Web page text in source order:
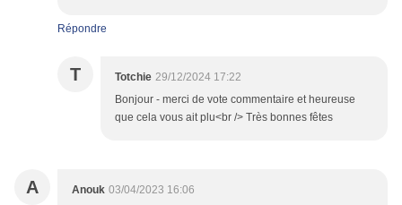
Répondre
T Totchie 29/12/2024 17:22
Bonjour - merci de vote commentaire et heureuse
que cela vous ait plu<br /> Très bonnes fêtes
A Anouk 03/04/2023 16:06